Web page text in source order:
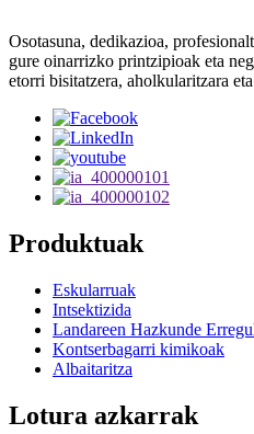
Osotasuna, dedikazioa,
gure oinarrizko printzipioak eta
etorri bisitatzera, aholkularitzara
Produktuak
Eskularruak
Intsektizida
Landareen Hazkunde
Kontserbagarri kimikoak
Albaitaritza
Lotura azkarrak